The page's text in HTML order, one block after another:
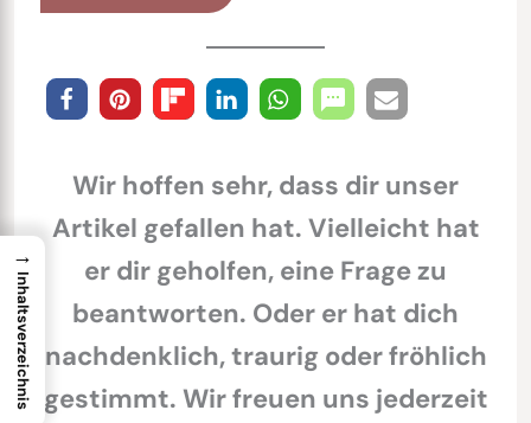
Wir hoffen sehr, dass dir unser
Artikel gefallen hat. Vielleicht hat
er dir geholfen, eine Frage zu
beantworten. Oder er hat dich
nachdenklich, traurig oder fröhlich
gestimmt. Wir freuen uns jederzeit
→
Inhaltsverzeichnis